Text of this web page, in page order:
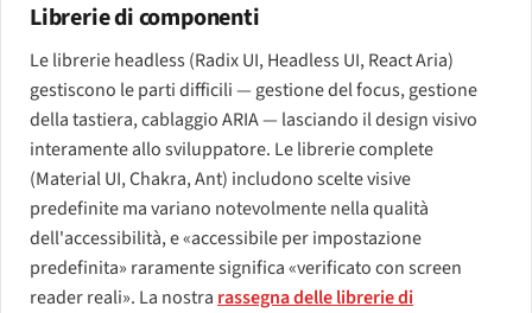
Librerie di componenti
Le librerie headless (Radix UI, Headless UI, React Aria)
gestiscono le parti difficili — gestione del focus, gestione
della tastiera, cablaggio ARIA — lasciando il design visivo
interamente allo sviluppatore. Le librerie complete
(Material UI, Chakra, Ant) includono scelte visive
predefinite ma variano notevolmente nella qualità
dell'accessibilità, e «accessibile per impostazione
predefinita» raramente significa «verificato con screen
reader reali». La nostra rassegna delle librerie di